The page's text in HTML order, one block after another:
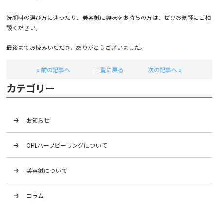
洗顔料の選び方に迷ったり、美容鍼に興味をお持ちの方は、ぜひお気軽にご相
談ください。
最後までお読みいただき、ありがとうございました。
« 前の記事へ 一覧に戻る 次の記事へ »
カテゴリー
お知らせ
OHLハーブピーリングについて
美容鍼について
コラム